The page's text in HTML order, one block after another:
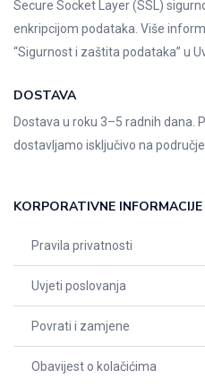
Secure Socket Layer (SSL)
enkripcijom podataka. Više
“Sigurnost i zaštita podataka” u
DOSTAVA
Dostava u roku 3–5 radnih dana.
dostavljamo isključivo na
KORPORATIVNE INFORMACIJE
Pravila privatnosti
Uvjeti poslovanja
Povrati i zamjene
Obavijest o kolačićima